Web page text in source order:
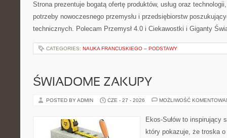
Strona prezentuje bogatą ofertę produktów, usług oraz
potrzeby nowoczesnego przemysłu i przedsiębiorstw
technicznych. Polecam Przemysł 4.0 i Ciekawostki i Giganty
CATEGORIES: NAUKA FRANCUSKIEGO – PODSTAWY
ŚWIADOME ZAKUPY
POSTED BY ADMIN CZE - 27 - 2026 MOŻLIWOŚĆ
Ekos-Sułów to inspirujący
który pokazuje, że troska